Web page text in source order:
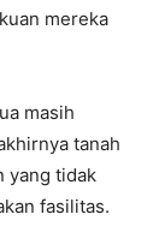
mereka
masih
tanah
yang tidak
fasilitas.